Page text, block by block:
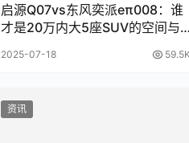
启源Q07vs东风奕派eπ008：谁
才是20万内大5座SUV的空间与
2025-07-18 59.5K
资讯